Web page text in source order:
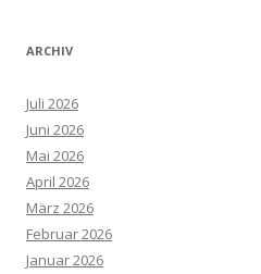
ARCHIV
Juli 2026
Juni 2026
Mai 2026
April 2026
März 2026
Februar 2026
Januar 2026